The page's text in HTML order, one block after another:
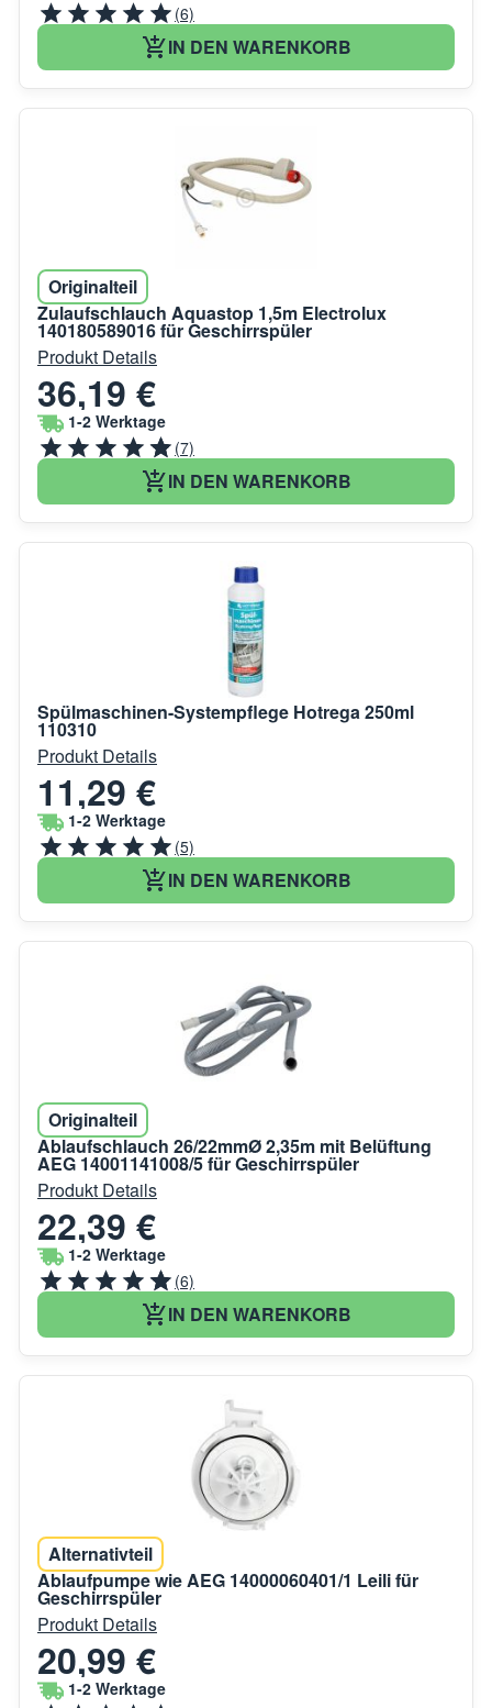
(6)
IN DEN WARENKORB
Originalteil
Zulaufschlauch Aquastop 1,5m Electrolux
140180589016 für Geschirrspüler
Produkt Details
36,19 €
1-2 Werktage
(7)
IN DEN WARENKORB
Spülmaschinen-Systempflege Hotrega 250ml
110310
Produkt Details
11,29 €
1-2 Werktage
(5)
IN DEN WARENKORB
Originalteil
Ablaufschlauch 26/22mmØ 2,35m mit Belüftung
AEG 14001141008/5 für Geschirrspüler
Produkt Details
22,39 €
1-2 Werktage
(6)
IN DEN WARENKORB
Alternativteil
Ablaufpumpe wie AEG 14000060401/1 Leili für
Geschirrspüler
Produkt Details
20,99 €
1-2 Werktage